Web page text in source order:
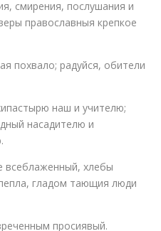
смирения, послушания и
православныя крепкое
похвало; радуйся, обители
наш и учителю;
насадителю и
всеблаженный, хлебы
гладом тающия люди
просиявый.